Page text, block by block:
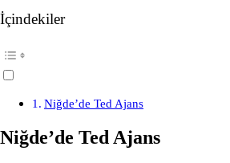
İçindekiler
Niğde’de Ted Ajans
Niğde’de Ted Ajans